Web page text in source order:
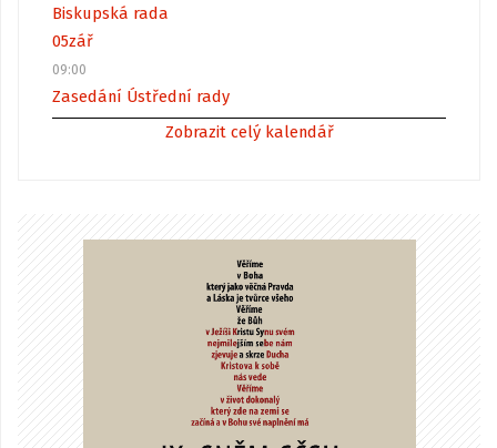
Biskupská rada
05zář
09:00
Zasedání Ústřední rady
Zobrazit celý kalendář